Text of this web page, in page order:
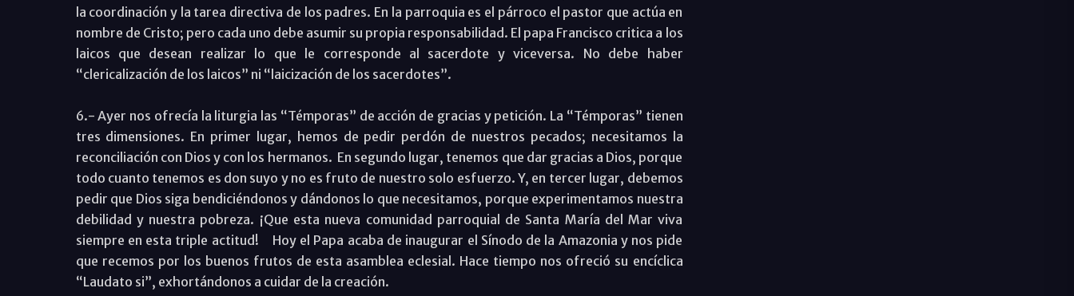
la coordinación y la tarea directiva de los padres. En la parroquia es el párroco el pastor que actúa en
nombre de Cristo; pero cada uno debe asumir su propia responsabilidad. El papa Francisco critica a los
laicos que desean realizar lo que le corresponde al sacerdote y viceversa. No debe haber
“clericalización de los laicos” ni “laicización de los sacerdotes”.
6.- Ayer nos ofrecía la liturgia las “Témporas” de acción de gracias y petición. La “Témporas” tienen
tres dimensiones. En primer lugar, hemos de pedir perdón de nuestros pecados; necesitamos la
reconciliación con Dios y con los hermanos. En segundo lugar, tenemos que dar gracias a Dios, porque
todo cuanto tenemos es don suyo y no es fruto de nuestro solo esfuerzo. Y, en tercer lugar, debemos
pedir que Dios siga bendiciéndonos y dándonos lo que necesitamos, porque experimentamos nuestra
debilidad y nuestra pobreza. ¡Que esta nueva comunidad parroquial de Santa María del Mar viva
siempre en esta triple actitud! Hoy el Papa acaba de inaugurar el Sínodo de la Amazonia y nos pide
que recemos por los buenos frutos de esta asamblea eclesial. Hace tiempo nos ofreció su encíclica
“Laudato si”, exhortándonos a cuidar de la creación.